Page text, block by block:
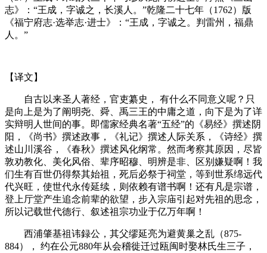
志》：“王成，字诚之，长溪人。”乾隆二十七年（1762）版
《福宁府志·选举志·进士》：“王成，字诚之。判雷州，福鼎
人。”
【译文】
自古以来圣人著经，官吏纂史，
有什么不同意义呢？只
是向上是为了阐明尧、舜、禹三王的中庸之道，向下是为了详
实辩明人世间的事。即儒家经典名著“五经”的《易经》撰述阴
阳，《尚书》撰述政事，《礼记》撰述人际关系，《诗经》撰
述山川溪谷，《春秋》撰述风化纲常。然而考察其原因，尽皆
敦劝教化、美化风俗、辈序昭穆、明辨是非、区别嫌疑啊！我
们生有百世仍得祭其始祖，死后必祭于祠堂，等到世系绵远代
代兴旺，使世代永传延续，则依赖有谱书啊！还有凡是宗谱，
登上厅堂产生追念前辈的欲望，步入宗庙引起对先祖的思念，
所以记载世代德行、叙述祖宗功业于亿万年啊！
西浦肇基祖讳録公，其父缪延亮为避黄巢之乱（875-
884）， 约在公元880年从会稽徙迁过瓯闽时娶林氏生三子，